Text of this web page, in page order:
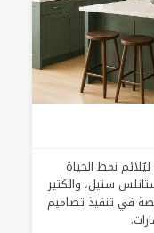
نمط الحياة
ستيل، والكثير
في تنفيذ تصاميم